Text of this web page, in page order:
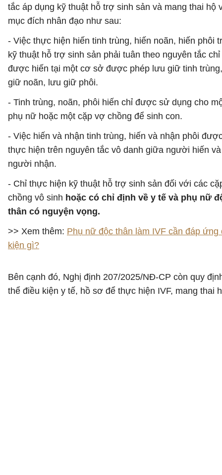
tắc áp dụng kỹ thuật hỗ trợ sinh sản và mang thai hộ
mục đích nhân đạo như sau:
- Việc thực hiện hiến tinh trùng, hiến noãn, hiến phôi
kỹ thuật hỗ trợ sinh sản phải tuân theo nguyên tắc chỉ
được hiến tại một cơ sở được phép lưu giữ tinh
giữ noãn, lưu giữ phôi.
- Tinh trùng, noãn, phôi hiến chỉ được sử dụng cho
phụ nữ hoặc một cặp vợ chồng để sinh con.
- Việc hiến và nhận tinh trùng, hiến và nhận phôi
thực hiện trên nguyên tắc vô danh giữa người hiến và
người nhận.
- Chỉ thực hiện kỹ thuật hỗ trợ sinh sản đối với các
chồng vô sinh hoặc có chỉ định về y tế và phụ nữ
thân có nguyện vọng.
>> Xem thêm: Phụ nữ độc thân làm IVF cần đáp ứng
kiện gì?
Bên cạnh đó, Nghị định 207/2025/NĐ-CP còn quy
thể điều kiện y tế, hồ sơ để thực hiện IVF, mang thai